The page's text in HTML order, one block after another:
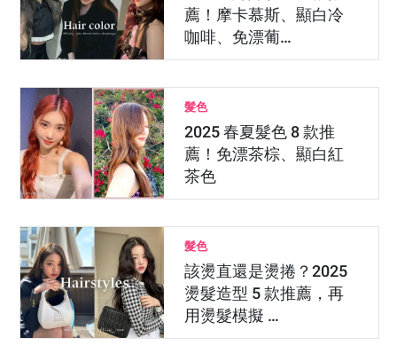
薦！摩卡慕斯、顯白冷
咖啡、免漂葡…
髮色
2025 春夏髮色 8 款推
薦！免漂茶棕、顯白紅
茶色
髮色
該燙直還是燙捲？2025
燙髮造型 5 款推薦，再
用燙髮模擬 …